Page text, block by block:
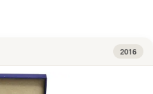
2016